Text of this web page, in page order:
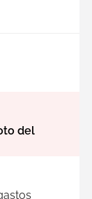
del